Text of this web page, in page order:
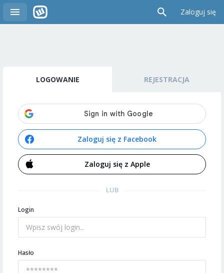
Zaloguj się
LOGOWANIE REJESTRACJA
Zaloguj się z Facebook
Zaloguj się z Apple
LUB
Login
Hasło